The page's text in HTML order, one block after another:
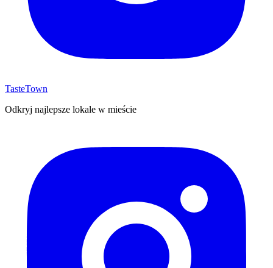
TasteTown
Odkryj najlepsze lokale w mieście